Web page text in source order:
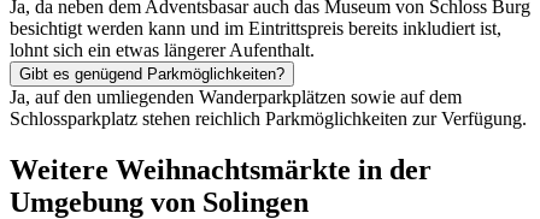
Ja, da neben dem Adventsbasar auch das Museum von Schloss Burg
besichtigt werden kann und im Eintrittspreis bereits inkludiert ist,
lohnt sich ein etwas längerer Aufenthalt.
Gibt es genügend Parkmöglichkeiten?
Ja, auf den umliegenden Wanderparkplätzen sowie auf dem
Schlossparkplatz stehen reichlich Parkmöglichkeiten zur Verfügung.
Weitere Weihnachtsmärkte in der
Umgebung von Solingen